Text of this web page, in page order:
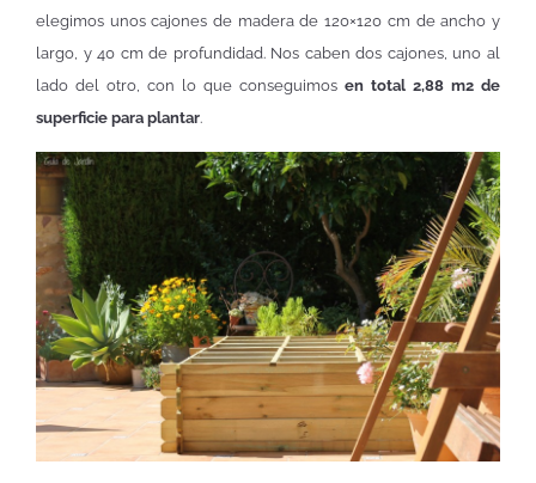
elegimos unos cajones de madera de 120×120 cm de ancho y
largo, y 40 cm de profundidad. Nos caben dos cajones, uno al
lado del otro, con lo que conseguimos en total 2,88 m2 de
superficie para plantar.